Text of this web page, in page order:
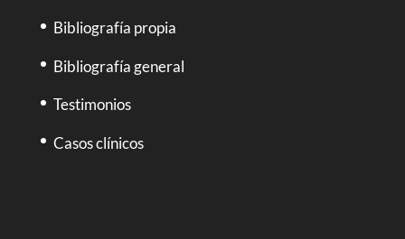
Bibliografía propia
Bibliografía general
Testimonios
Casos clínicos